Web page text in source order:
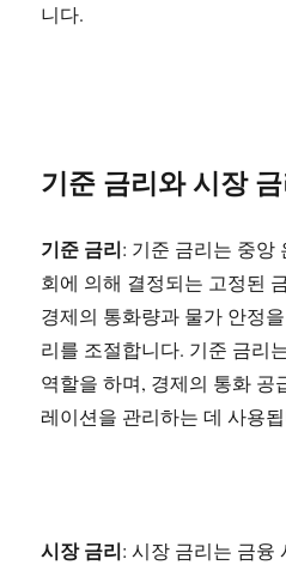
니다.
기준 금리와 시장
기준 금리: 기준 금리는 중앙
회에 의해 결정되는 고정된
경제의 통화량과 물가 안정
리를 조절합니다. 기준 금리
역할을 하며, 경제의 통화 공
레이션을 관리하는 데 사용
시장 금리: 시장 금리는 금융